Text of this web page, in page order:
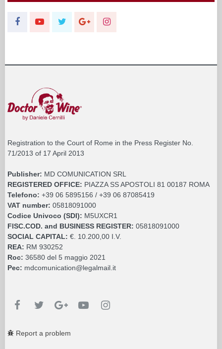
Registration to the Court of Rome in the Press Register No.
71/2013 of 17 April 2013
Publisher: MD COMUNICATION SRL
REGISTERED OFFICE: PIAZZA SS APOSTOLI 81 00187 ROMA
Telefono: +39 06 5895156 / +39 06 87085419
VAT number: 05818091000
Codice Univoco (SDI): M5UXCR1
FISC.COD. and BUSINESS REGISTER: 05818091000
SOCIAL CAPITAL: €. 10.200,00 I.V.
REA: RM 930252
Roc: 36580 del 5 maggio 2021
Pec: mdcomunication@legalmail.it
Report a problem